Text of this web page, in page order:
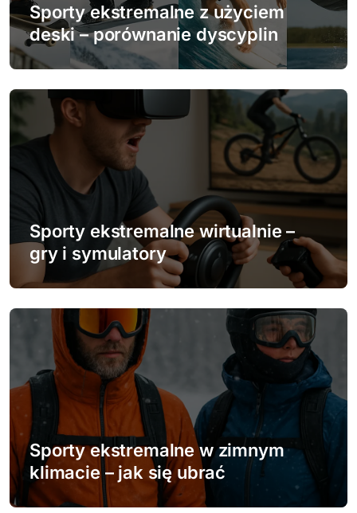
w
p
i
s
u
Sporty ekstremalne z użyciem
deski – porównanie dyscyplin
Sporty ekstremalne wirtualnie –
gry i symulatory
Sporty ekstremalne w zimnym
klimacie – jak się ubrać